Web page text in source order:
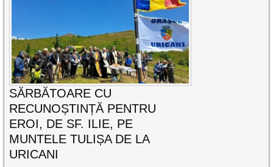
SĂRBĂTOARE CU
RECUNOȘTINȚĂ PENTRU
EROI, DE SF. ILIE, PE
MUNTELE TULIȘA DE LA
URICANI